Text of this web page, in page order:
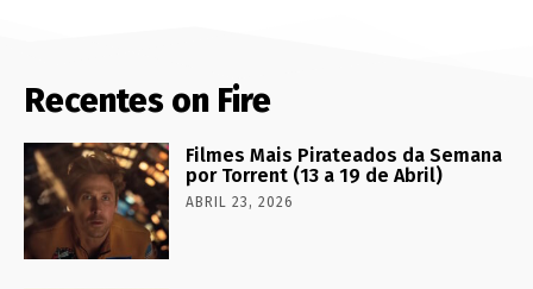
Recentes on Fire
Filmes Mais Pirateados da Semana
por Torrent (13 a 19 de Abril)
ABRIL 23, 2026